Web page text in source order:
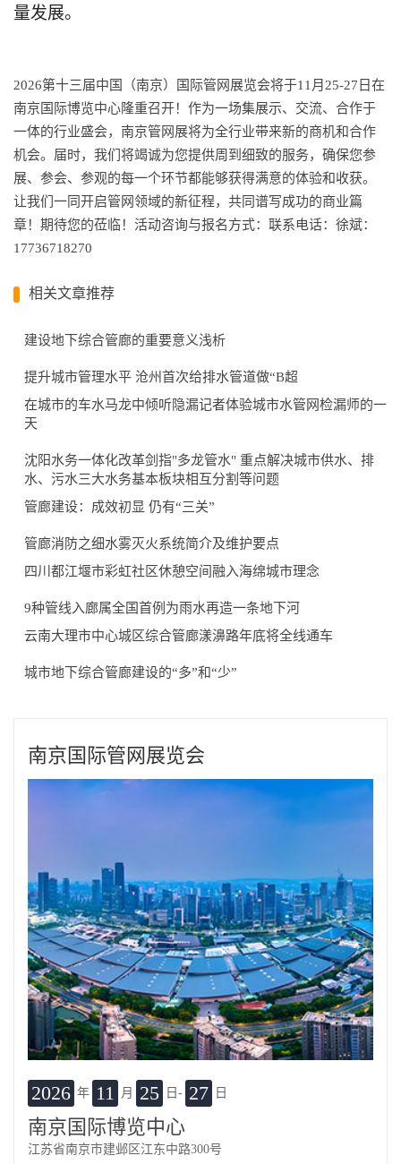
量发展。
2026第十三届中国（南京）国际管网展览会将于11月25-27日在
南京国际博览中心隆重召开！作为一场集展示、交流、合作于
一体的行业盛会，南京管网展将为全行业带来新的商机和合作
机会。届时，我们将竭诚为您提供周到细致的服务，确保您参
展、参会、参观的每一个环节都能够获得满意的体验和收获。
让我们一同开启管网领域的新征程，共同谱写成功的商业篇
章！期待您的莅临！活动咨询与报名方式：联系电话：徐斌：
17736718270
相关文章推荐
建设地下综合管廊的重要意义浅析
提升城市管理水平 沧州首次给排水管道做“B超
在城市的车水马龙中倾听隐漏记者体验城市水管网检漏师的一
天
沈阳水务一体化改革剑指"多龙管水" 重点解决城市供水、排
水、污水三大水务基本板块相互分割等问题
管廊建设：成效初显 仍有“三关”
管廊消防之细水雾灭火系统简介及维护要点
四川都江堰市彩虹社区休憩空间融入海绵城市理念
9种管线入廊属全国首例为雨水再造一条地下河
云南大理市中心城区综合管廊漾濞路年底将全线通车
城市地下综合管廊建设的“多”和“少”
南京国际管网展览会
2026 年 11 月 25 日- 27 日
南京国际博览中心
江苏省南京市建邺区江东中路300号